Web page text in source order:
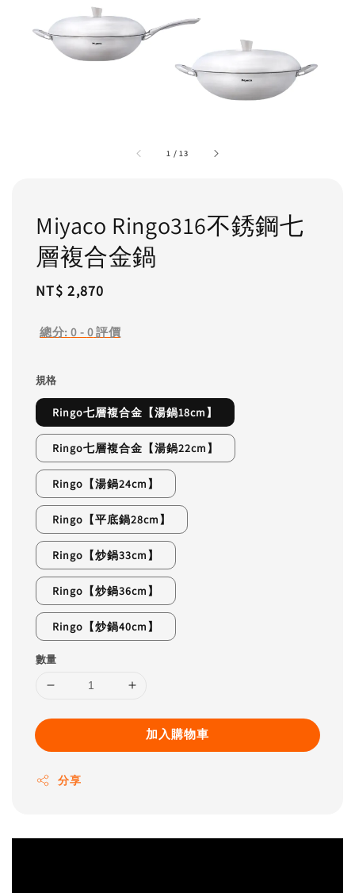
1 / 13
Miyaco Ringo316不銹鋼七
層複合金鍋
Regular
NT$ 2,870
總分:0 - 0評價
規格
Ringo七層複合金【湯鍋18cm】
Ringo七層複合金【湯鍋22cm】
Ringo【湯鍋24cm】
Ringo【平底鍋28cm】
Ringo【炒鍋33cm】
Ringo【炒鍋36cm】
Ringo【炒鍋40cm】
數量
加入購物車
分享